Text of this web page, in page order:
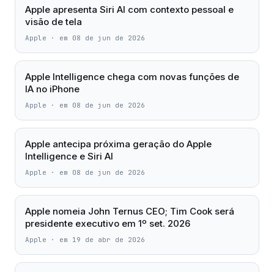
Apple apresenta Siri AI com contexto pessoal e
visão de tela
Apple · em 08 de jun de 2026
Apple Intelligence chega com novas funções de
IA no iPhone
Apple · em 08 de jun de 2026
Apple antecipa próxima geração do Apple
Intelligence e Siri AI
Apple · em 08 de jun de 2026
Apple nomeia John Ternus CEO; Tim Cook será
presidente executivo em 1º set. 2026
Apple · em 19 de abr de 2026